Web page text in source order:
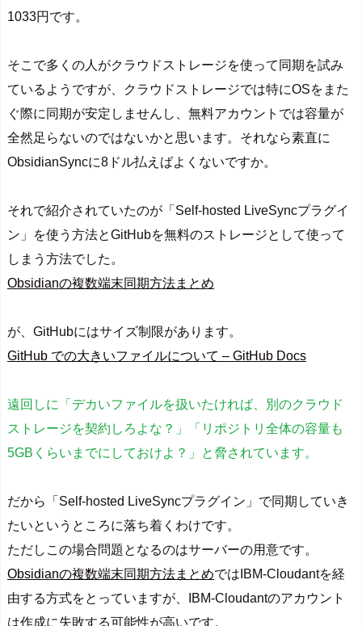
1033円です。
そこで多くの人がクラウドストレージを使って同期を試み
ているようですが、クラウドストレージでは特にOSをまた
ぐ際に同期が安定しませんし、無料アカウントでは容量が
全然足らないのではないかと思います。それなら素直に
ObsidianSyncに8ドル払えばよくないですか。
それで紹介されていたのが「Self-hosted LiveSyncプラグイ
ン」を使う方法とGitHubを無料のストレージとして使って
しまう方法でした。
Obsidianの複数端末同期方法まとめ
が、GitHubにはサイズ制限があります。
GitHub での大きいファイルについて – GitHub Docs
遠回しに「デカいファイルを扱いたければ、別のクラウド
ストレージを契約しろよな？」「リポジトリ全体の容量も
5GBくらいまでにしておけよ？」と脅されています。
だから「Self-hosted LiveSyncプラグイン」で同期していき
たいというところに落ち着くわけです。
ただしこの場合問題となるのはサーバーの用意です。
Obsidianの複数端末同期方法まとめではIBM-Cloudantを経
由する方式をとっていますが、IBM-Cloudantのアカウント
は作成に失敗する可能性が高いです。